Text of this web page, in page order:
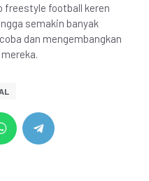
freestyle football keren
semakin banyak
dan mengembangkan